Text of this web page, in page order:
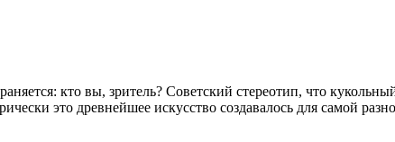
кто вы, зритель? Советский стереотип, что
это древнейшее искусство создавалось для самой